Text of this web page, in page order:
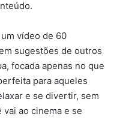
vídeo de 60
sugestões de outros
focada apenas no que
para aqueles
e se divertir, sem
ao cinema e se